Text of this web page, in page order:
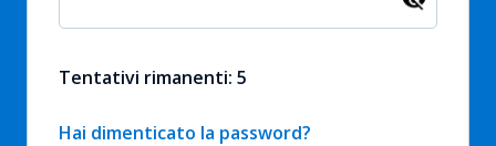
Tentativi rimanenti: 5
Hai dimenticato la password?